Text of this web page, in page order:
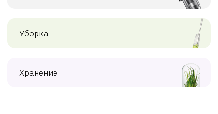
Уборка
Хранение